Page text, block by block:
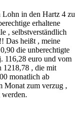
Lohn in den Hartz 4 zu
erhaltene
, selbstverständlich
Das heißt , meine
die unberechtigte
116,28 euro und vom
1218,78 , die mit
monatlich ab
Monat zum verzug ,
werden.